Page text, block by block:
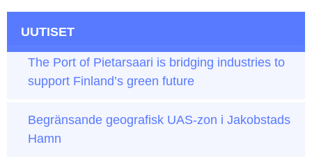
UUTISET
The Port of Pietarsaari is bridging industries to
support Finland’s green future
Begränsande geografisk UAS-zon i Jakobstads
Hamn